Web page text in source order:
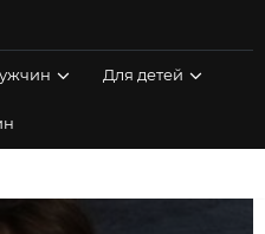
Для детей